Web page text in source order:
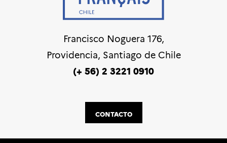
Francisco Noguera 176,
Providencia, Santiago de Chile
(+ 56) 2 3221 0910
CONTACTO